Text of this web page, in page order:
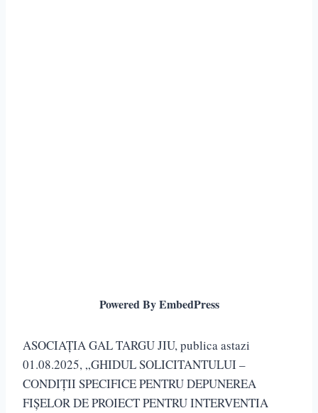
Powered By EmbedPress
ASOCIAȚIA GAL TARGU JIU, publica astazi
01.08.2025, „GHIDUL SOLICITANTULUI –
CONDIȚII SPECIFICE PENTRU DEPUNEREA
FIȘELOR DE PROIECT PENTRU INTERVENTIA